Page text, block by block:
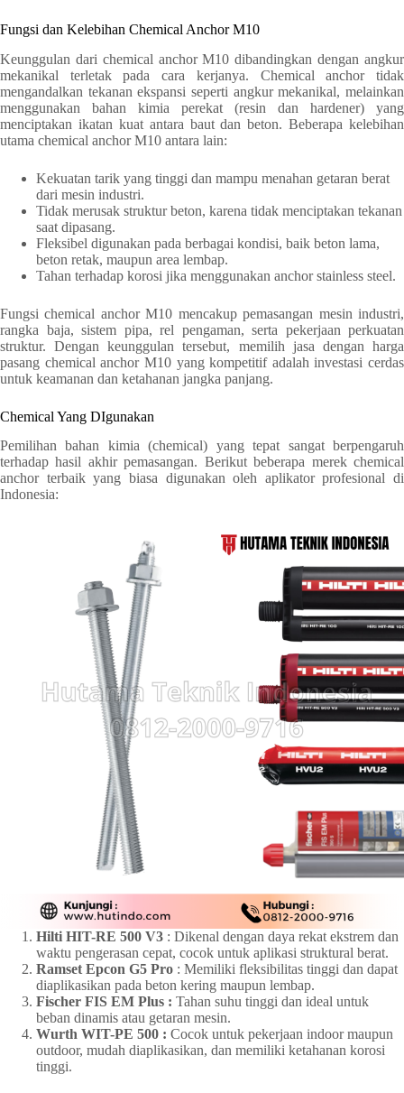
Fungsi dan Kelebihan Chemical Anchor M10
Keunggulan dari chemical anchor M10 dibandingkan dengan angkur
mekanikal terletak pada cara kerjanya. Chemical anchor tidak
mengandalkan tekanan ekspansi seperti angkur mekanikal, melainkan
menggunakan bahan kimia perekat (resin dan hardener) yang
menciptakan ikatan kuat antara baut dan beton. Beberapa kelebihan
utama chemical anchor M10 antara lain:
Kekuatan tarik yang tinggi dan mampu menahan getaran berat
dari mesin industri.
Tidak merusak struktur beton, karena tidak menciptakan tekanan
saat dipasang.
Fleksibel digunakan pada berbagai kondisi, baik beton lama,
beton retak, maupun area lembap.
Tahan terhadap korosi jika menggunakan anchor stainless steel.
Fungsi chemical anchor M10 mencakup pemasangan mesin industri,
rangka baja, sistem pipa, rel pengaman, serta pekerjaan perkuatan
struktur. Dengan keunggulan tersebut, memilih jasa dengan harga
pasang chemical anchor M10 yang kompetitif adalah investasi cerdas
untuk keamanan dan ketahanan jangka panjang.
Chemical Yang DIgunakan
Pemilihan bahan kimia (chemical) yang tepat sangat berpengaruh
terhadap hasil akhir pemasangan. Berikut beberapa merek chemical
anchor terbaik yang biasa digunakan oleh aplikator profesional di
Indonesia:
Hilti HIT-RE 500 V3 : Dikenal dengan daya rekat ekstrem dan
waktu pengerasan cepat, cocok untuk aplikasi struktural berat.
Ramset Epcon G5 Pro : Memiliki fleksibilitas tinggi dan dapat
diaplikasikan pada beton kering maupun lembap.
Fischer FIS EM Plus : Tahan suhu tinggi dan ideal untuk
beban dinamis atau getaran mesin.
Wurth WIT-PE 500 : Cocok untuk pekerjaan indoor maupun
outdoor, mudah diaplikasikan, dan memiliki ketahanan korosi
tinggi.